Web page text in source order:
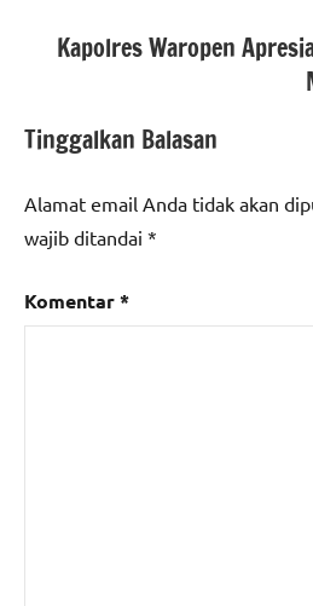
Kapolres Waropen
Tinggalkan Balasan
Alamat email Anda tidak akan
wajib ditandai *
Komentar*